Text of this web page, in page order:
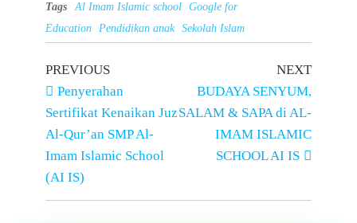
Tags Al Imam Islamic school
Google for
Education
Pendidikan anak Sekolah Islam
PREVIOUS
Penyerahan
Sertifikat Kenaikan Juz
Al-Qur’an SMP Al-
Imam Islamic School
(AI IS)
NEXT
BUDAYA SENYUM,
SALAM & SAPA di AL-
IMAM ISLAMIC
SCHOOL AI IS